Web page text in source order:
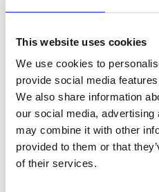
This website uses cookies
We use cookies to
provide social media
We also share information
our social media,
may combine it with other
provided to them or that
of their services.